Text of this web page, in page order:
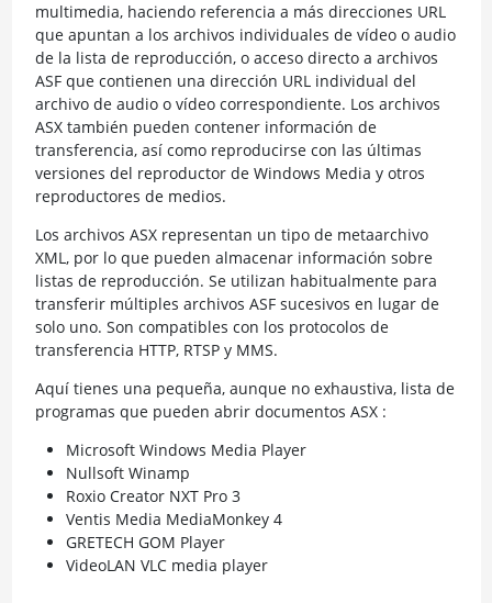
multimedia, haciendo referencia a más direcciones URL
que apuntan a los archivos individuales de vídeo o audio
de la lista de reproducción, o acceso directo a archivos
ASF que contienen una dirección URL individual del
archivo de audio o vídeo correspondiente. Los archivos
ASX también pueden contener información de
transferencia, así como reproducirse con las últimas
versiones del reproductor de Windows Media y otros
reproductores de medios.
Los archivos ASX representan un tipo de metaarchivo
XML, por lo que pueden almacenar información sobre
listas de reproducción. Se utilizan habitualmente para
transferir múltiples archivos ASF sucesivos en lugar de
solo uno. Son compatibles con los protocolos de
transferencia HTTP, RTSP y MMS.
Aquí tienes una pequeña, aunque no exhaustiva, lista de
programas que pueden abrir documentos ASX :
Microsoft Windows Media Player
Nullsoft Winamp
Roxio Creator NXT Pro 3
Ventis Media MediaMonkey 4
GRETECH GOM Player
VideoLAN VLC media player